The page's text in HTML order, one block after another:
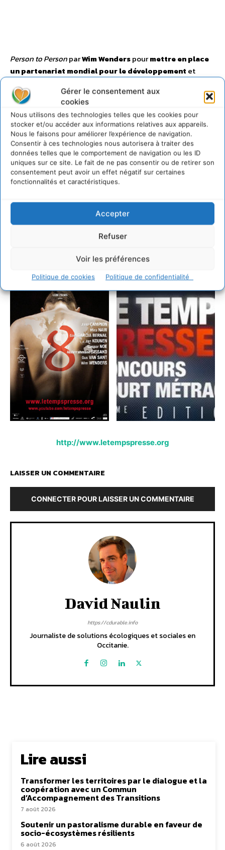
Gérer le consentement aux
cookies
Nous utilisons des technologies telles que les cookies pour
stocker et/ou accéder aux informations relatives aux appareils.
Nous le faisons pour améliorer l’expérience de navigation.
Consentir à ces technologies nous autorisera à traiter des
données telles que le comportement de navigation ou les ID
uniques sur ce site. Le fait de ne pas consentir ou de retirer son
consentement peut avoir un effet négatif sur certaines
fonctionnalités et caractéristiques.
Accepter
Refuser
Voir les préférences
Politique de cookies Politique de confidentialité
Person to PersonparWim Wenderspourmettre en place
un partenariat mondial pour le développement et
http://www.letempspresse.org
LAISSER UN COMMENTAIRE
CONNECTER POUR LAISSER UN COMMENTAIRE
David Naulin
https://cdurable.info
Journaliste de solutions écologiques et sociales en
Occitanie.
Lire aussi
Transformer les territoires par le dialogue et la
coopération avec un Commun
d’Accompagnement des Transitions
7 août 2026
Soutenir un pastoralisme durable en faveur de
socio-écosystèmes résilients
6 août 2026